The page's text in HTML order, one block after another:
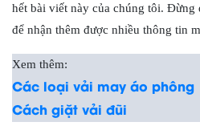
hết bài viết này của chúng tôi. Đừng
để nhận thêm được nhiều thông tin
Xem thêm:
Các loại vải may áo phông
Cách giặt vải đũi